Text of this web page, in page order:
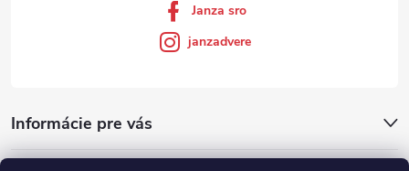
Informácie pre vás
Janza sro
janzadvere